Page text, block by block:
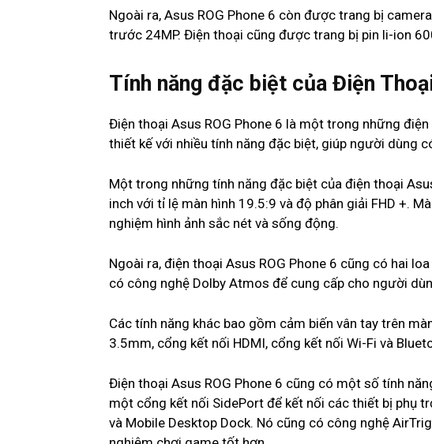
Ngoài ra, Asus ROG Phone 6 còn được trang bị
trước 24MP. Điện thoại cũng được trang bị pin li-ion
Tính năng đặc biệt của Điện
Điện thoại Asus ROG Phone 6 là một trong những
thiết kế với nhiều tính năng đặc biệt, giúp người dùng
Một trong những tính năng đặc biệt của điện thoại
inch với tỉ lệ màn hình 19.5:9 và độ phân giải FHD +.
nghiệm hình ảnh sắc nét và sống động.
Ngoài ra, điện thoại Asus ROG Phone 6 cũng có hai
có công nghệ Dolby Atmos để cung cấp cho người
Các tính năng khác bao gồm cảm biến vân tay trên
3.5mm, cổng kết nối HDMI, cổng kết nối Wi-Fi và
Điện thoại Asus ROG Phone 6 cũng có một số tính
một cổng kết nối SidePort để kết nối các thiết bị phụ
và Mobile Desktop Dock. Nó cũng có công nghệ